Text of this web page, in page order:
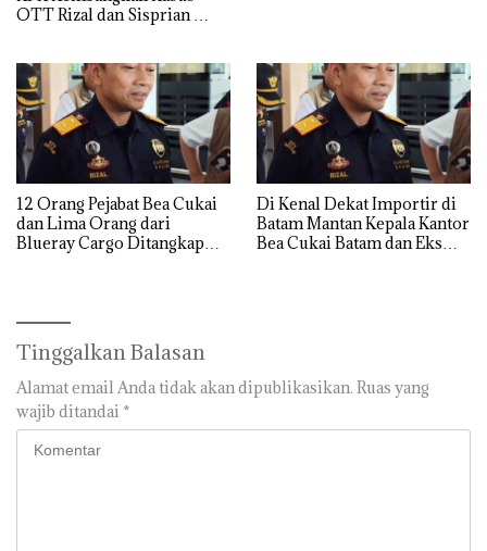
OTT Rizal dan Sisprian
12 Orang Pejabat Bea Cukai
dan Lima Orang dari
Blueray Cargo Ditangkap
Di Kenal Dekat Importir di
Batam Mantan Kepala Kantor
Bea Cukai Batam dan Eks
Tinggalkan Balasan
Alamat email Anda tidak akan dipublikasikan. Ruas yang
wajib ditandai *